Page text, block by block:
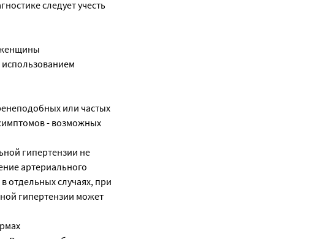
следует учесть
женщины
или частых
- возможных
гипертензии не
артериального
отдельных случаях, при
гипертензии может